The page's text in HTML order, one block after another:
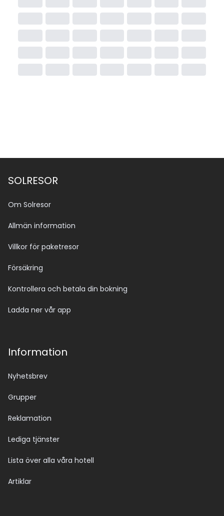
SOLRESOR
Om Solresor
Allmän information
Villkor för paketresor
Försäkring
Kontrollera och betala din bokning
Ladda ner vår app
Information
Nyhetsbrev
Grupper
Reklamation
Lediga tjänster
Lista över alla våra hotell
Artiklar